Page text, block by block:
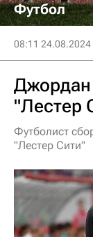
Футбол
08:11 24.08.2024
Джордан
"Лестер
Футболист
"Лестер Сити"